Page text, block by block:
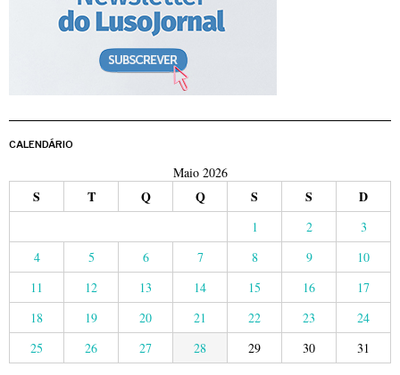
CALENDÁRIO
Maio 2026
S T Q Q S S D
1 2
3
4
5 6 7 8 9
10
11
12 13 14 15 16
17
18
19 20 21 22 23
24
25
26 27 28 29 30 31